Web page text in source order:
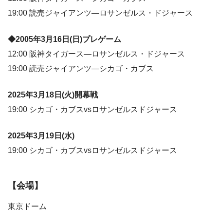
19:00 読売ジャイアンツ―ロサンゼルス・ドジャース
◆2005年3月16日(日)プレゲーム
12:00 阪神タイガース―ロサンゼルス・ドジャース
19:00 読売ジャイアンツ―シカゴ・カブス
2025年3月18日(火)開幕戦
19:00 シカゴ・カブスvsロサンゼルスドジャース
2025年3月19日(水)
19:00 シカゴ・カブスvsロサンゼルスドジャース
【会場】
東京ドーム